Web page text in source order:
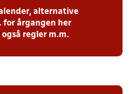
alternative
for årgangen her
regler m.m.